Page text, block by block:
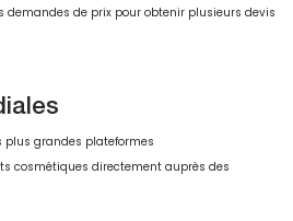
demandes de prix pour obtenir plusieurs devis
plus grandes plateformes
cosmétiques directement auprès des